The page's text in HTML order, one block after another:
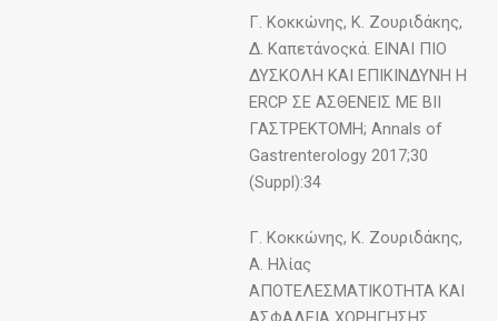
Γ. Κοκκώνης, Κ. Ζουριδάκης,
Δ. Καπετάνοςκά. ΕΙΝΑΙ ΠΙΟ
ΔΥΣΚΟΛΗ ΚΑΙ ΕΠΙΚΙΝΔΥΝΗ Η
ERCP ΣΕ ΑΣΘΕΝΕΙΣ ΜΕ BII
ΓΑΣΤΡΕΚΤΟΜΗ; Annals of
Gastrenterology 2017;30
(Suppl):34
Γ. Κοκκώνης, Κ. Ζουριδάκης,
Α. Ηλίας
ΑΠΟΤΕΛΕΣΜΑΤΙΚΟΤΗΤΑ ΚΑΙ